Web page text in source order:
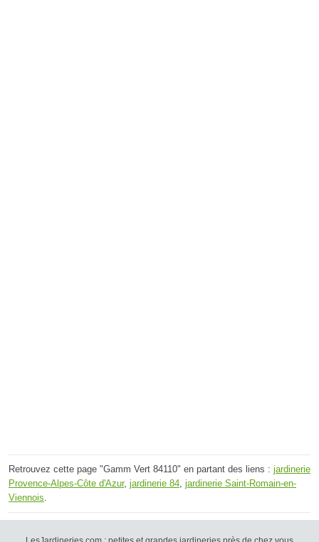
Retrouvez cette page "Gamm Vert 84110" en partant des liens : jardinerie
Provence-Alpes-Côte d'Azur, jardinerie 84, jardinerie Saint-Romain-en-
Viennois.